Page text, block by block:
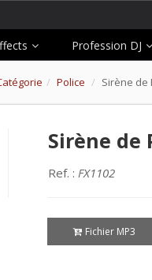
Profession DJ
Police Sirène de
Sirène de
Ref. : FX1102
Fichier MP3